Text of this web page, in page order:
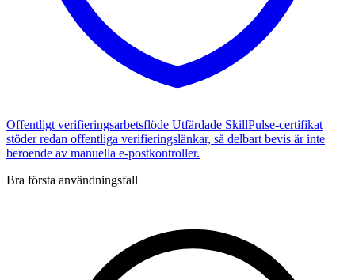
Offentligt verifieringsarbetsflöde Utfärdade SkillPulse-certifikat
stöder redan offentliga verifieringslänkar, så delbart bevis är inte
beroende av manuella e-postkontroller.
Bra första användningsfall